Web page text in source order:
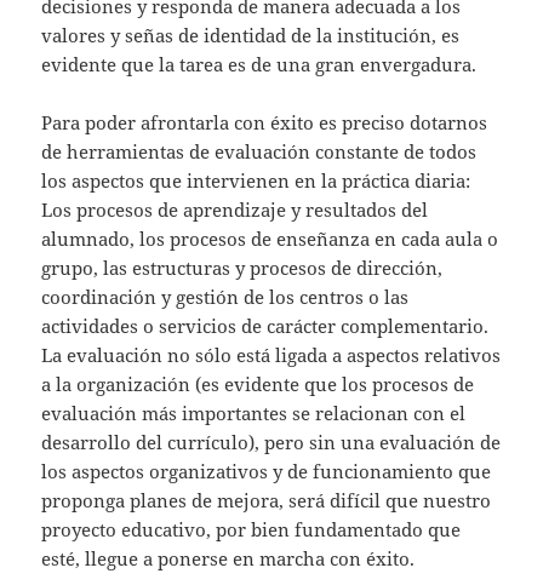
decisiones y responda de manera adecuada a los
valores y señas de identidad de la institución, es
evidente que la tarea es de una gran envergadura.
Para poder afrontarla con éxito es preciso dotarnos
de herramientas de evaluación constante de todos
los aspectos que intervienen en la práctica diaria:
Los procesos de aprendizaje y resultados del
alumnado, los procesos de enseñanza en cada aula o
grupo, las estructuras y procesos de dirección,
coordinación y gestión de los centros o las
actividades o servicios de carácter complementario.
La evaluación no sólo está ligada a aspectos relativos
a la organización (es evidente que los procesos de
evaluación más importantes se relacionan con el
desarrollo del currículo), pero sin una evaluación de
los aspectos organizativos y de funcionamiento que
proponga planes de mejora, será difícil que nuestro
proyecto educativo, por bien fundamentado que
esté, llegue a ponerse en marcha con éxito.